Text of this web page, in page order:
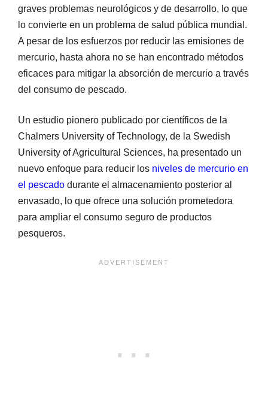
graves problemas neurológicos y de desarrollo, lo que
lo convierte en un problema de salud pública mundial.
A pesar de los esfuerzos por reducir las emisiones de
mercurio, hasta ahora no se han encontrado métodos
eficaces para mitigar la absorción de mercurio a través
del consumo de pescado.
Un estudio pionero publicado por científicos de la
Chalmers University of Technology, de la Swedish
University of Agricultural Sciences, ha presentado un
nuevo enfoque para reducir los niveles de mercurio en
el pescado durante el almacenamiento posterior al
envasado, lo que ofrece una solución prometedora
para ampliar el consumo seguro de productos
pesqueros.